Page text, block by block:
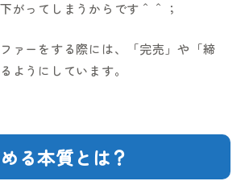
がってしまうからです＾＾；
ァーをする際には、「完売」や「締
ようにしています。
る本質とは？